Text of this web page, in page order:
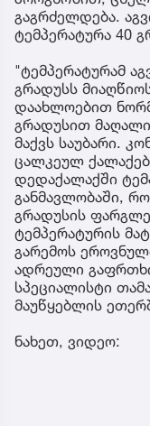
გაგრძელდება.
ტემპერატურა 40
"ტემპერატურამ
გრადუსს
დაახლოებით
გრადუსით
მაქვს საუბარი.
ცალკეულ
დედაქალაქში
განმავლობაში,
გრადუსის
ტემპერატურის
გარემოს
ადრეული
სპეციალისტი
მაუწყებლის
ნახეთ, ვიდეო: